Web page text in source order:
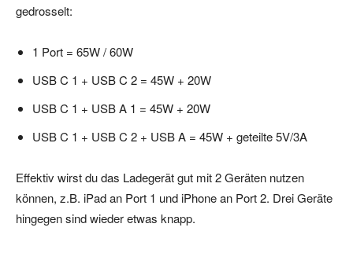
gedrosselt:
1 Port = 65W / 60W
USB C 1 + USB C 2 = 45W + 20W
USB C 1 + USB A 1 = 45W + 20W
USB C 1 + USB C 2 + USB A = 45W + geteilte 5V/3A
Effektiv wirst du das Ladegerät gut mit 2 Geräten nutzen
können, z.B. iPad an Port 1 und iPhone an Port 2. Drei Geräte
hingegen sind wieder etwas knapp.